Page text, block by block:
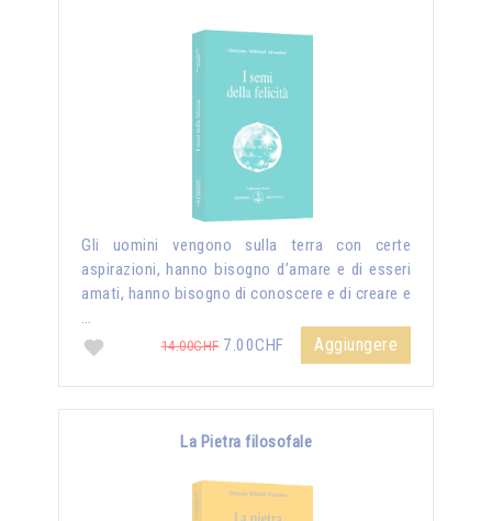
Gli uomini vengono sulla terra con certe
aspirazioni, hanno bisogno d’amare e di esseri
amati, hanno bisogno di conoscere e di creare e
…
14.00CHF7.00CHF Aggiungere
La Pietra filosofale